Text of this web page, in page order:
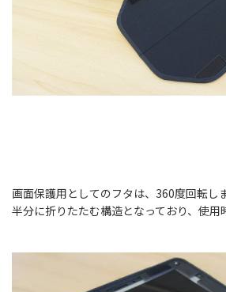
画面保護用としてのフタは、360度回転しま
半分に折りたたむ構造となっており、使用